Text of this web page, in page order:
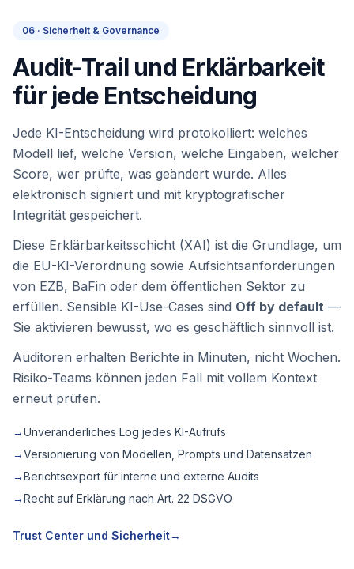
06 · Sicherheit & Governance
Audit-Trail und Erklärbarkeit
für jede Entscheidung
Jede KI-Entscheidung wird protokolliert: welches
Modell lief, welche Version, welche Eingaben, welcher
Score, wer prüfte, was geändert wurde. Alles
elektronisch signiert und mit kryptografischer
Integrität gespeichert.
Diese Erklärbarkeitsschicht (XAI) ist die Grundlage, um
die EU-KI-Verordnung sowie Aufsichtsanforderungen
von EZB, BaFin oder dem öffentlichen Sektor zu
erfüllen. Sensible KI-Use-Cases sind Off by default —
Sie aktivieren bewusst, wo es geschäftlich sinnvoll ist.
Auditoren erhalten Berichte in Minuten, nicht Wochen.
Risiko-Teams können jeden Fall mit vollem Kontext
erneut prüfen.
→Unveränderliches Log jedes KI-Aufrufs
→Versionierung von Modellen, Prompts und Datensätzen
→Berichtsexport für interne und externe Audits
→Recht auf Erklärung nach Art. 22 DSGVO
Trust Center und Sicherheit→